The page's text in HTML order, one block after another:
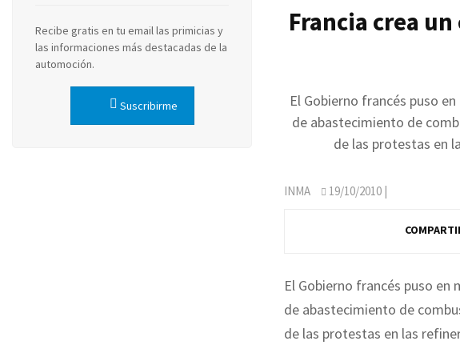
Francia crea
El Gobierno francés puso
de abastecimiento de
de las protestas en
INMA 19/10/2010 |
El Gobierno francés puso
de abastecimiento de
de las protestas en las
Recibe gratis en tu email las primicias y
las informaciones más destacadas de la
automoción.
Suscribirme